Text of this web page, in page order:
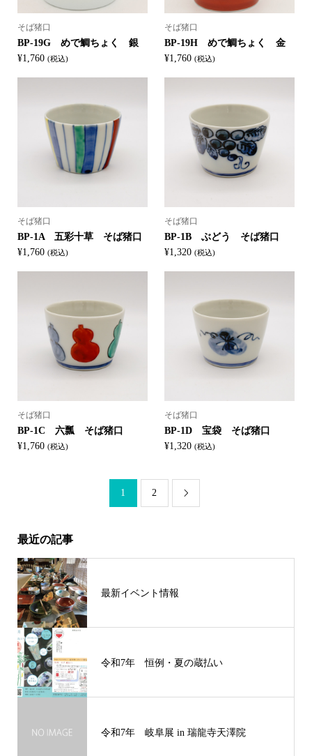
そば猪口
BP-19G めで鯛ちょく 銀
¥1,760 (税込)
そば猪口
BP-19H めで鯛ちょく 金
¥1,760 (税込)
そば猪口
BP-1A 五彩十草 そば猪口
¥1,760 (税込)
そば猪口
BP-1B ぶどう そば猪口
¥1,320 (税込)
そば猪口
BP-1C 六瓢 そば猪口
¥1,760 (税込)
そば猪口
BP-1D 宝袋 そば猪口
¥1,320 (税込)
1 2 
最近の記事
最新イベント情報
令和7年 恒例・夏の蔵払い
令和7年 岐阜展 in 瑞龍寺天澤院